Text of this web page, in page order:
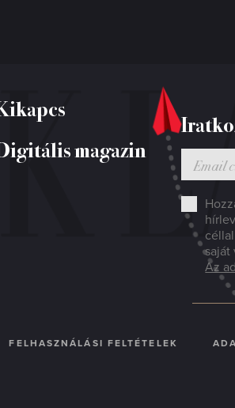
magazin
saját
Az
FELHASZNÁLÁSI FELTÉTELEK